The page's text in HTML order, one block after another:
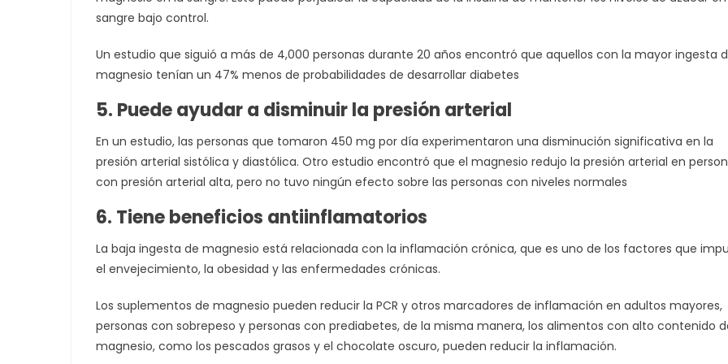
sangre bajo control.
Un estudio que siguió a más de 4,000 personas durante 20 años encontró que aquellos con la mayor ingesta
magnesio tenían un 47% menos de probabilidades de desarrollar diabetes
5. Puede ayudar a disminuir la presión arterial
En un estudio, las personas que tomaron 450 mg por día experimentaron una disminución significativa en la
presión arterial sistólica y diastólica. Otro estudio encontró que el magnesio redujo la presión arterial en
con presión arterial alta, pero no tuvo ningún efecto sobre las personas con niveles normales
6. Tiene beneficios antiinflamatorios
La baja ingesta de magnesio está relacionada con la inflamación crónica, que es uno de los factores que
el envejecimiento, la obesidad y las enfermedades crónicas.
Los suplementos de magnesio pueden reducir la PCR y otros marcadores de inflamación en adultos mayores,
personas con sobrepeso y personas con prediabetes, de la misma manera, los alimentos con alto contenido
magnesio, como los pescados grasos y el chocolate oscuro, pueden reducir la inflamación.